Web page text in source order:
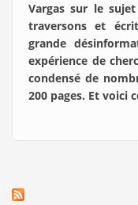
Vargas sur le
traversons et
grande
expérience de
condensé de
200 pages. Et voici